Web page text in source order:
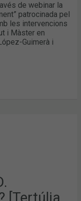
de webinar la
patrocinada pel
les intervencions
i Màster en
Guimerà i